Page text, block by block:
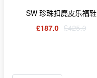
SW 珍珠扣麂皮乐福鞋
£187.0 £425.0